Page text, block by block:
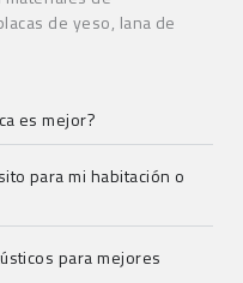
de yeso, lana de
es mejor?
para mi habitación o
para mejores